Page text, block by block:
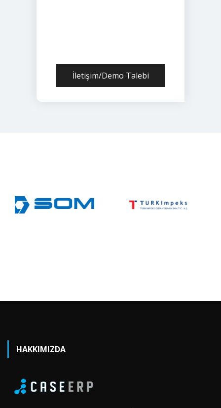
İletişim/Demo Talebi
HAKKIMIZDA